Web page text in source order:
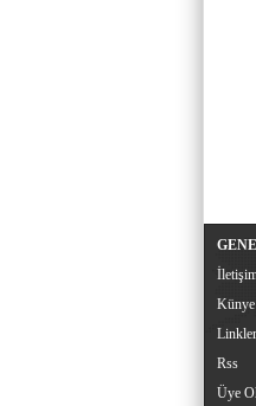
Künye
Linkler
Rss
Üye